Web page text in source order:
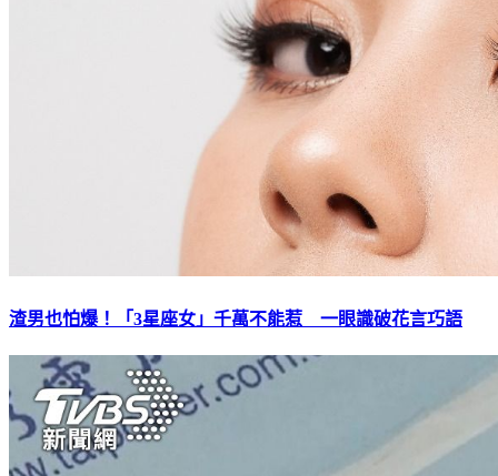
渣男也怕爆！「3星座女」千萬不能惹 一眼識破花言巧語